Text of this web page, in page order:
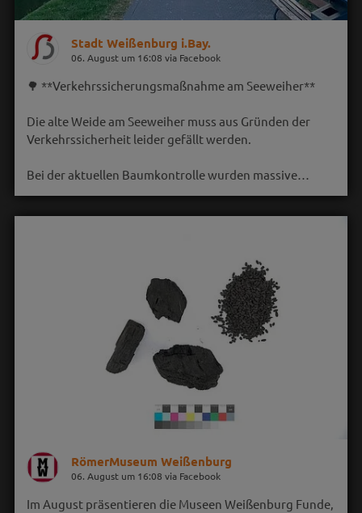
Stadt Weißenburg i.Bay.
06. August um 16:08 via Facebook
🌳 **Verkehrssicherungsmaßnahme am Seeweiher**
Die alte Weide am Seeweiher muss aus Gründen der
Verkehrssicherheit leider gefällt werden.
Bei der aktuellen Baumkontrolle wurden massive…
RömerMuseum Weißenburg
06. August um 16:08 via Facebook
Im August präsentieren die Museen Weißenburg Funde,